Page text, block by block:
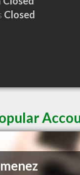
Closed